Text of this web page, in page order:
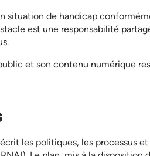
situation de handicap
est une responsabilité
et son contenu numérique
les politiques, les processus